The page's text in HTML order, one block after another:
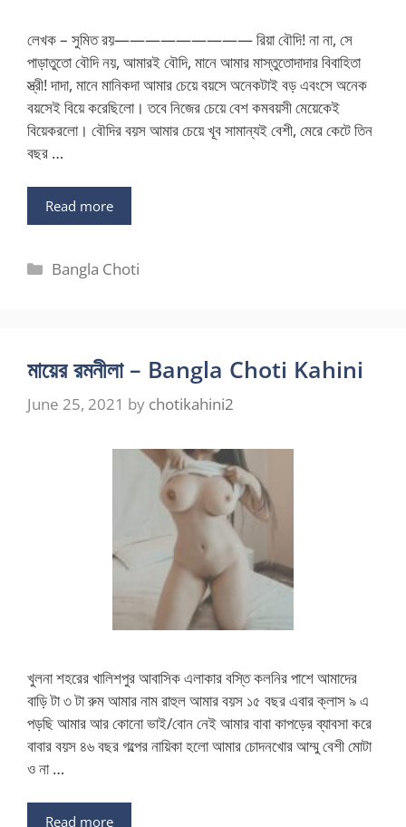
লেখক – সুমিত রয়————————— রিয়া বৌদি! না না, সে
পাড়াতুতো বৌদি নয়, আমারই বৌদি, মানে আমার মাস্তুতোদাদার বিবাহিতা
স্ত্রী! দাদা, মানে মানিকদা আমার চেয়ে বয়সে অনেকটাই বড় এবংসে অনেক
বয়সেই বিয়ে করেছিলো। তবে নিজের চেয়ে বেশ কমবয়সী মেয়েকেই
বিয়েকরলো। বৌদির বয়স আমার চেয়ে খূব সামান্যই বেশী, মেরে কেটে তিন
বছর …
Read more
Categories
Bangla Choti
মায়ের রমনীলা – Bangla Choti Kahini
June 25, 2021 by chotikahini2
খুলনা শহরের খালিশপুর আবাসিক এলাকার বস্তি কলনির পাশে আমাদের
বাড়ি টা ৩ টা রুম আমার নাম রাহুল আমার বয়স ১৫ বছর এবার ক্লাস ৯ এ
পড়ছি আমার আর কোনো ভাই/বোন নেই আমার বাবা কাপড়ের ব্যাবসা করে
বাবার বয়স ৪৬ বছর গল্পের নায়িকা হলো আমার চোদনখোর আম্মু বেশী মোটা
ও না …
Read more